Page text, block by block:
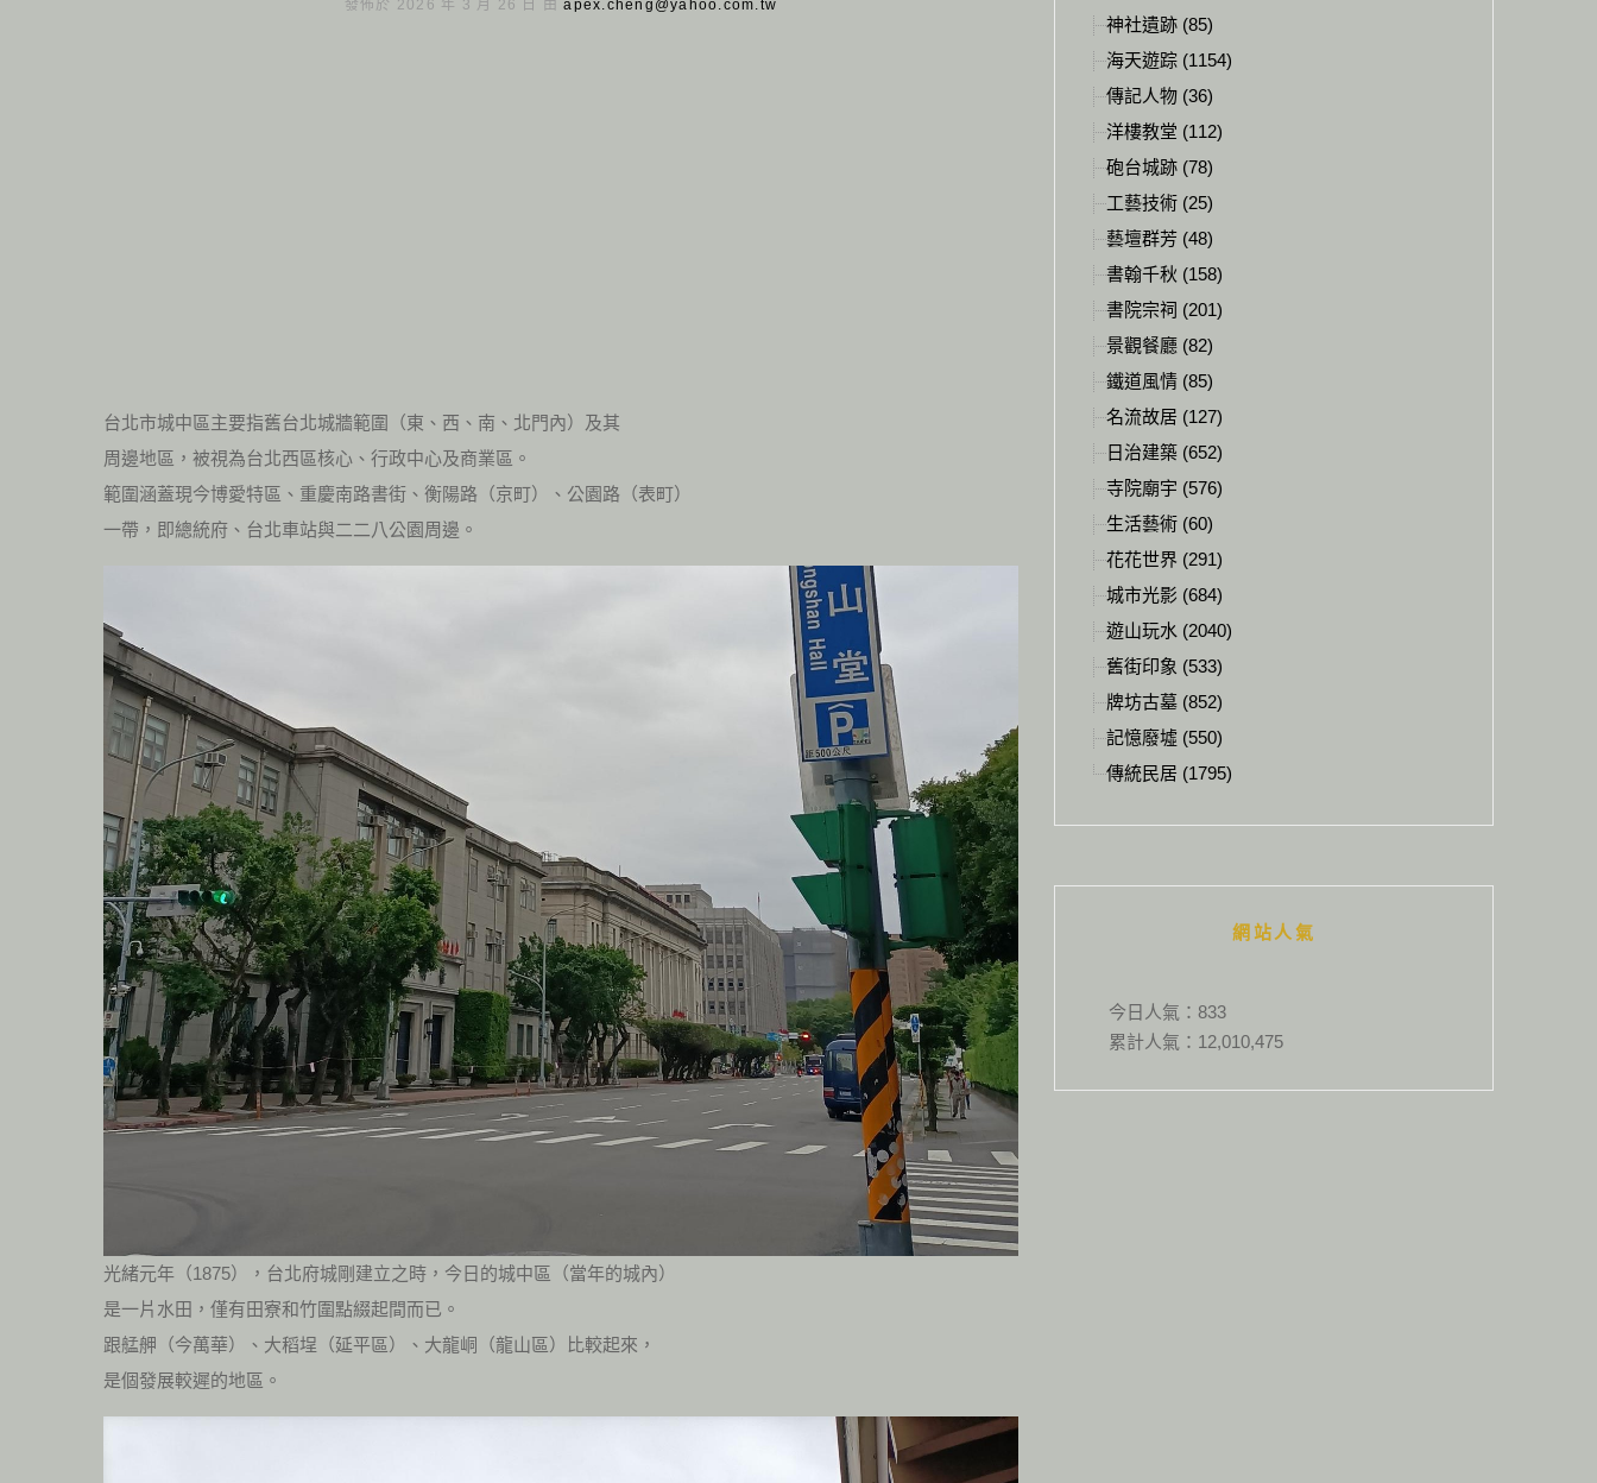
發佈於 2026 年 3 月 26 日 由apex.cheng@yahoo.com.tw
台北市城中區主要指舊台北城牆範圍（東、西、南、北門內）及其
周邊地區，被視為台北西區核心、行政中心及商業區。
範圍涵蓋現今博愛特區、重慶南路書街、衡陽路（京町）、公園路（表町）
一帶，即總統府、台北車站與二二八公園周邊。
光緒元年（1875），台北府城剛建立之時，今日的城中區（當年的城內）
是一片水田，僅有田寮和竹圍點綴起間而已。
跟艋舺（今萬華）、大稻埕（延平區）、大龍峒（龍山區）比較起來，
是個發展較遲的地區。
神社遺跡 (85)
海天遊踪 (1154)
傳記人物 (36)
洋樓教堂 (112)
砲台城跡 (78)
工藝技術 (25)
藝壇群芳 (48)
書翰千秋 (158)
書院宗祠 (201)
景觀餐廳 (82)
鐵道風情 (85)
名流故居 (127)
日治建築 (652)
寺院廟宇 (576)
生活藝術 (60)
花花世界 (291)
城市光影 (684)
遊山玩水 (2040)
舊街印象 (533)
牌坊古墓 (852)
記憶廢墟 (550)
傳統民居 (1795)
網站人氣
今日人氣： 833
累計人氣： 12,010,475